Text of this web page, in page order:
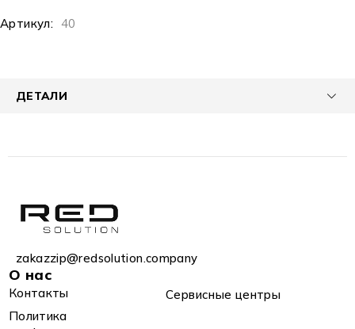
Артикул: 40
ДЕТАЛИ
zakazzip@redsolution.company
О нас
Контакты
Сервисные центры
Политика